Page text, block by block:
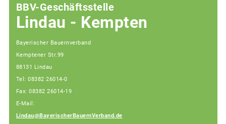
BBV-Geschäftsstelle
Lindau - Kempten
Bayerischer Bauernverband
Kemptener Str.99
88131 Lindau
Tel: 08382 26014-0
Fax: 08382 26014-19
E-Mail:
Lindau@BayerischerBauernVerband.de